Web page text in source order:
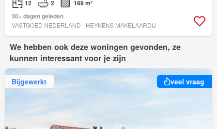
12 2
169 m²
30+ dagen geleden
VASTGOED NEDERLAND - HEYKENS MAKELAARDIJ
We hebben ook deze woningen gevonden, ze
kunnen interessant voor je zijn
Bijgewerkt veel vraag